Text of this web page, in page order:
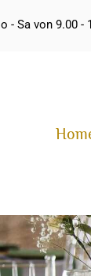
- Sa von 9.00 -